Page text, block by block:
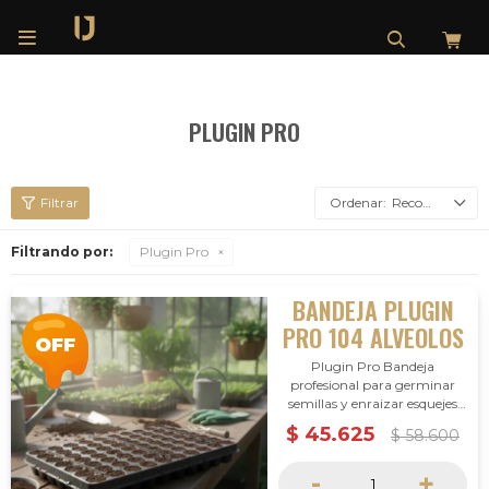

PLUGIN PRO
Recomendados
Filtrando por: Plugin Pro
BANDEJA PLUGIN
PRO 104 ALVEOLOS
Plugin Pro Bandeja
profesional para germinar
semillas y enraizar esquejes
con rapidez y uniformidad.
Sustrato premium con
humedad y aireación ideal
$ 45.625 $ 58.600